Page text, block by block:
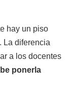
hay un piso
La diferencia
a los docentes
ponerla